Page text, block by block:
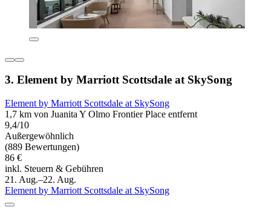
3. Element by Marriott Scottsdale at SkySong
Element by Marriott Scottsdale at SkySong
1,7 km von Juanita Y Olmo Frontier Place entfernt
9,4/10
Außergewöhnlich
(889 Bewertungen)
86 €
inkl. Steuern & Gebühren
21. Aug.–22. Aug.
Element by Marriott Scottsdale at SkySong